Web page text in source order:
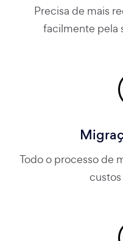
Precisa de mais
facilmente pela
Todo o processo de